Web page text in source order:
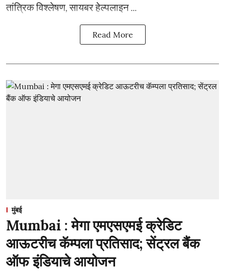
तांत्रिक विश्लेषण, सायबर हेल्पलाइन ...
Read More
मुंबई
Mumbai : मेगा एमएसएमई क्रेडिट
आऊटरीच कॅम्पला प्रतिसाद; सेंट्रल बैंक
ऑफ इंडियाचे आयोजन